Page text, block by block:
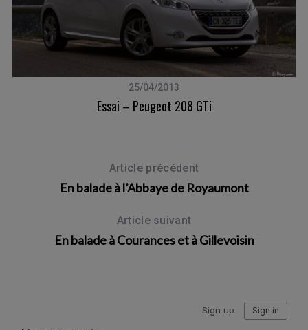
25/04/2013
Essai – Peugeot 208 GTi
Article précédent
En balade à l’Abbaye de Royaumont
Article suivant
En balade à Courances et à Gillevoisin